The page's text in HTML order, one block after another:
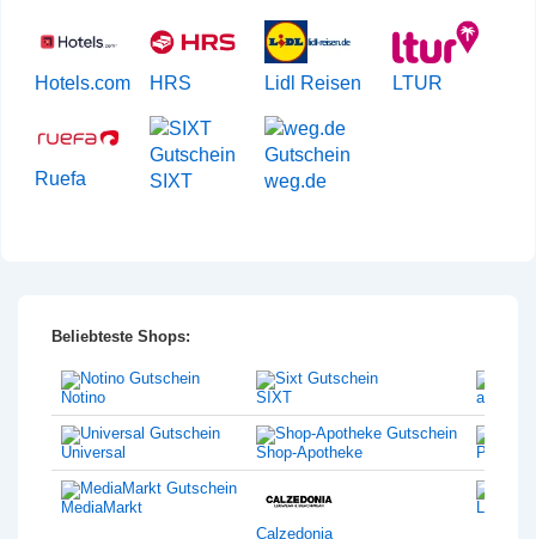
Hotels.com HRS Lidl Reisen LTUR
Ruefa SIXT weg.de
Beliebteste Shops:
Notino
Universal
MediaMarkt
SIXT
Shop-Apotheke
Calzedonia
amazon
Philips